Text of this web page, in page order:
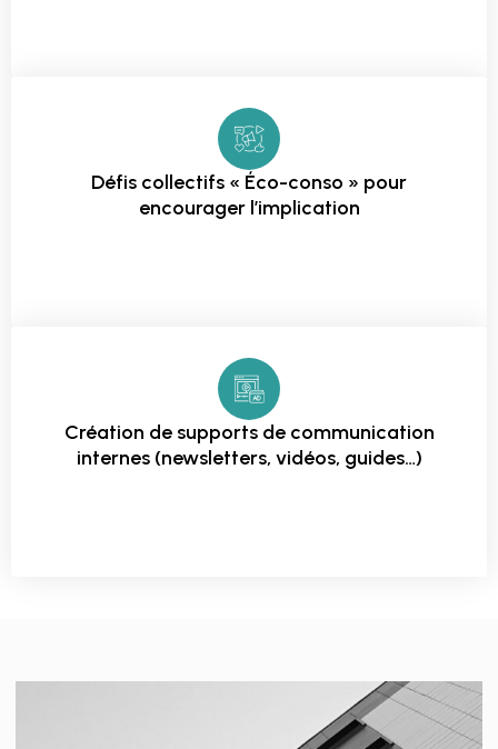
Défis collectifs « Éco-conso » pour
encourager l’implication
Création de supports de communication
internes (newsletters, vidéos, guides…)